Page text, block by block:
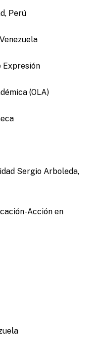
Perú
Expresión
(OLA)
Sergio Arboleda,
Acción en